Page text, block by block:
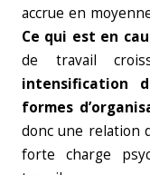
accrue en
Ce qui est en
de travail
intensification
formes
donc une relation
forte charge